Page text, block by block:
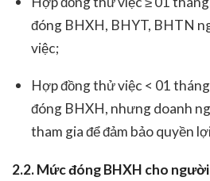
đóng BHXH, BHYT, BHTN
việc;
Hợp đồng thử việc < 01
đóng BHXH, nhưng doanh
tham gia để đảm bảo quyền
2.2. Mức đóng BHXH cho